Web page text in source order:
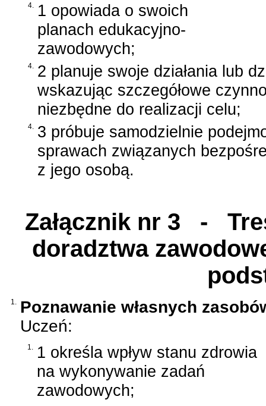
4.
1 opowiada o swoich
planach edukacyjno-
zawodowych;
4.
2 planuje swoje działania lub
wskazując szczegółowe
niezbędne do realizacji celu;
4.
3 próbuje samodzielnie
sprawach związanych
z jego osobą.
Załącznik nr 3 -
doradztwa
1.
Poznawanie własnych
Uczeń:
1.
1 określa wpływ stanu zdrowia
na wykonywanie zadań
zawodowych;